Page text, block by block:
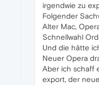
irgendwie zu
Folgender
Alter Mac,
Schnellwahl
Und die hätte
Neuer Opera
Aber ich schaff
export, der